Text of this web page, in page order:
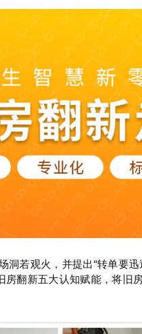
洞若观火，并提出“转单要迅
房翻新五大认知赋能，将旧